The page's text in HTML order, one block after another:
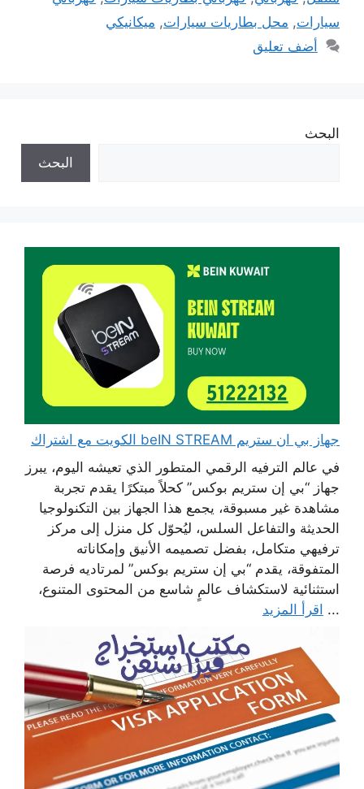
سيارات, محل بطاريات سيارات, ميكانيكي
أضف تعليق
البحث
البحث
جهاز بي ان ستريم beIN STREAM الكويت مع اشتراك
في عالم الترفيه الرقمي المتطور الذي تعيشه اليوم، يبرز
جهاز “بي إن ستريم بوكس” كحلاً مبتكرًا يقدم تجربة
مشاهدة غير مسبوقة، يجمع هذا الجهاز بين التكنولوجيا
الحديثة والتفاعل السلس، ليُحوّل كل منزل إلى مركز
ترفيهي متكامل، بفضل تصميمه الأنيق وإمكاناته
المتفوقة، يقدم “بي إن ستريم بوكس” لمرتاديه فرصة
استثنائية لاستكشاف عالمٍ شاسع من المحتوى المتنوع،
... اقرأ المزيد